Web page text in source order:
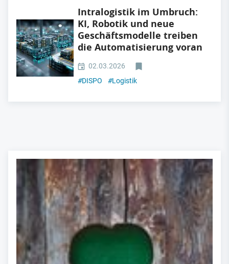
Intralogistik im Umbruch:
KI, Robotik und neue
Geschäftsmodelle treiben
die Automatisierung voran
02.03.2026
#DISPO #Logistik